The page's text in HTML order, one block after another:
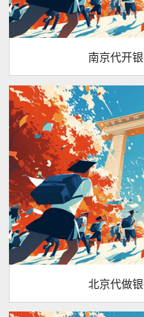
南京代开
北京代做